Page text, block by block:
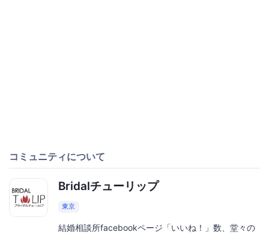
コミュニティについて
Bridalチューリップ
東京
結婚相談所facebookページ「いいね！」数、堂々の